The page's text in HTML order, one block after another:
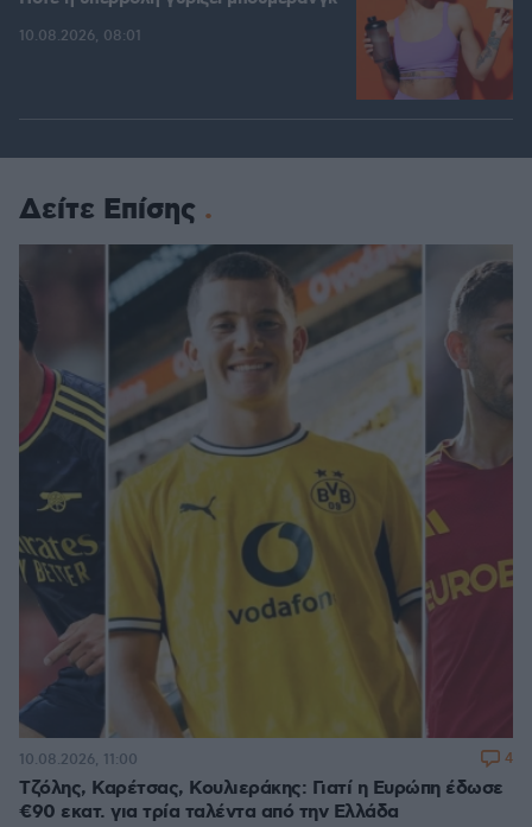
10.08.2026, 08:01
Δείτε Επίσης
Τζόλης, Καρέτσας, Κουλιεράκης: Γιατί η Ευρώπη έδωσε
€90 εκατ. για τρία ταλέντα από την Ελλάδα
10.08.2026, 11:00 4